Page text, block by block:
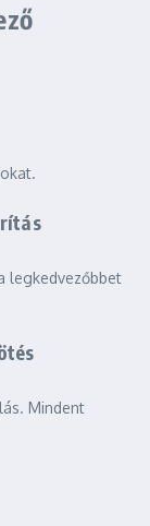
legkedvezőbbet
Mindent